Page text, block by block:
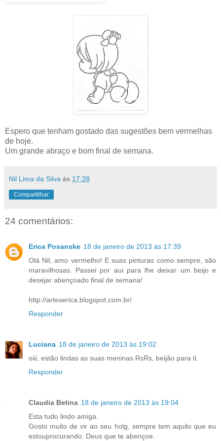
Espero que tenham gostado das sugestões bem vermelhas
de hoje.
Um grande abraço e bom final de semana.
Nil Lima da Silva às 17:28
Compartilhar
24 comentários:
Erica Posanske 18 de janeiro de 2013 às 17:39
Olá Nil, amo vermelho! E suas pinturas como sempre, são
maravilhosas. Passei por aui para lhe deixar um beijo e
desejar abençoado final de semana!
http://arteserica.blogspot.com.br/
Responder
Luciana 18 de janeiro de 2013 às 19:02
oiii, estão lindas as suas meninas RsRs, beijão para ti.
Responder
Claudia Betina 18 de janeiro de 2013 às 19:04
Esta tudo lindo amiga.
Gosto muito de vir ao seu holg, sempre tem aquilo que eu
estouprocurando. Deus que te abençoe.